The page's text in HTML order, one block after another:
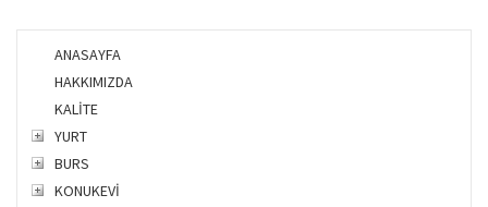
ANASAYFA
HAKKIMIZDA
KALİTE
YURT
BURS
KONUKEVİ